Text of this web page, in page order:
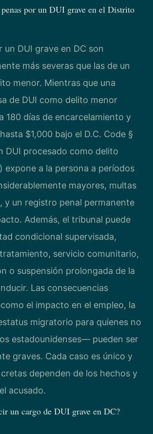
penas por un DUI grave en el Distrito
un DUI grave en DC son
más severas que las de un
menor. Mientras que una
de DUI como delito menor
180 días de encarcelamiento y
$1,000 bajo el D.C. Code §
DUI procesado como delito
expone a la persona a períodos
mayores, multas
y un registro penal permanente
Además, el tribunal puede
condicional supervisada,
servicio comunitario,
o suspensión prolongada de la
Las consecuencias
el impacto en el empleo, la
migratorio para quienes no
estadounidenses— pueden ser
graves. Cada caso es único y
dependen de los hechos y
acusado.
un cargo de DUI grave en DC?